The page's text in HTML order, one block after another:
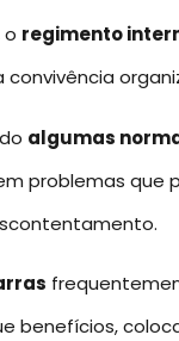
o regimento
algumas
problemas que
benefícios,